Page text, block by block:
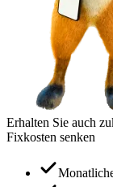
Erhalten Sie auch
Fixkosten senken